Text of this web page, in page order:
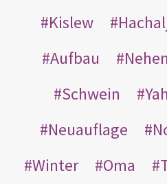
Kislew
Aufbau
Schwein
Neuauflage
Winter
Oma